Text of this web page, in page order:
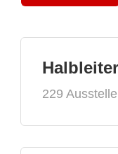
Halbleiter
229